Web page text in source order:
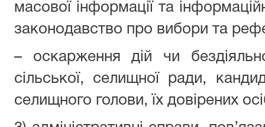
масової інформації та
законодавство про вибори та
– оскарження дій чи
сільської, селищної ради,
селищного голови, їх довірених